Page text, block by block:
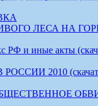
ЛЕСА НА
РФ и иные акты
2010